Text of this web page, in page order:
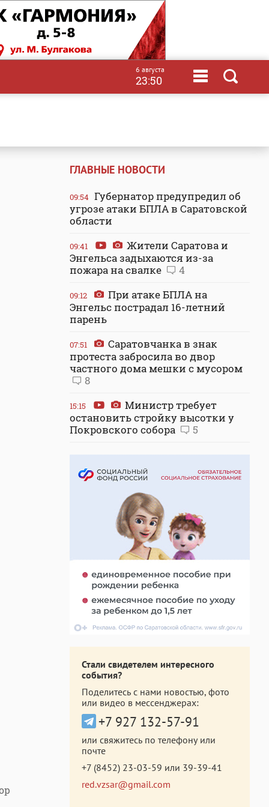
6 августа
23:50
ГЛАВНЫЕ НОВОСТИ
09:54 Губернатор предупредил об
угрозе атаки БПЛА в Саратовской
области
09:41
Жители Саратова и
Энгельса задыхаются из-за
пожара на свалке
4
09:12
При атаке БПЛА на
Энгельс пострадал 16-летний
парень
07:51
Саратовчанка в знак
протеста забросила во двор
частного дома мешки с мусором
8
15:15
Министр требует
остановить стройку высотки у
Покровского собора
5
Стали свидетелем интересного
события?
Поделитесь с нами новостью, фото
или видео в мессенджерах:
+7 927 132-57-91
или свяжитесь по телефону или
почте
+7 (8452) 23-03-59 или 39-39-41
red.vzsar@gmail.com